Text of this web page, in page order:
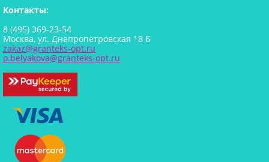
Контакты:
8 (495) 369-23-54
Москва, ул. Днепропетровская 18 Б
zakaz@granteks-opt.ru
o.belyakova@granteks-opt.ru